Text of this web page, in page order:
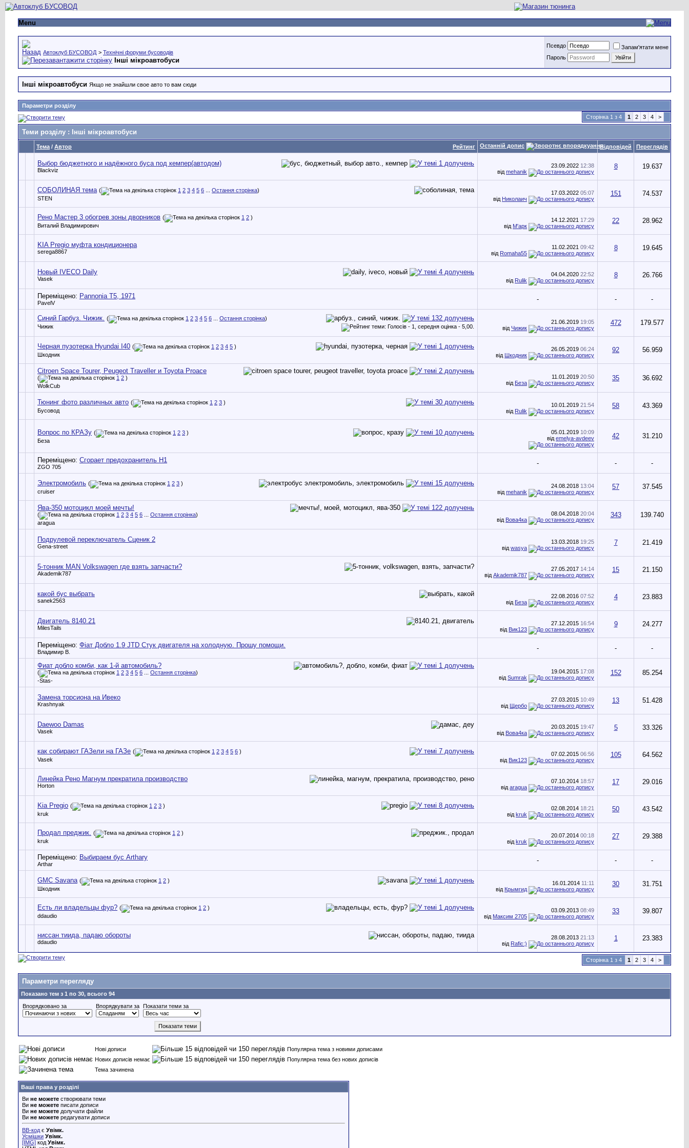
Menu
Автоклуб БУСОВОД > Технічні форуми бусоводів
Інші мікроавтобуси
Псевдо
Запам'ятати мене
Пароль
Інші мікроавтобуси Якщо не знайшли свое авто то вам сюди
Параметри розділу
Сторінка 1 з 4
1 2 3 4 >
Теми розділу : Інші мікроавтобуси
Рейтинг
Тема / Автор Останній допис Відповідей Переглядів
Выбор бюджетного и надёжного буса под кемпер(автодом)
Blackviz
23.09.2022 12:38
від mehanik
8 19.637
СОБОЛИНАЯ тема ( 1 2 3 4 5 6 Остання сторінка)
STEN
17.03.2022 05:07
від Николаич
151 74.537
Рено Мастер 3 обогрев зоны дворников ( 1 2 )
Виталий Владимирович
14.12.2021 17:29
від М'арк
22 28.962
KIA Pregio муфта кондиционера
serega8867
11.02.2021 09:42
від Romaha55
8 19.645
Новый IVECO Daily
Vasek
04.04.2020 22:52
від Rulik
8 26.766
Переміщено: Pannonia T5, 1971
PavelV - - -
Синий Гарбуз. Чижик. ( 1 2 3 4 5 6 Остання сторінка)
Чижик
21.06.2019 19:05
від Чижик
472 179.577
Черная пузотерка Hyundai I40 ( 1 2 3 4 5 )
Шкодник
26.05.2019 06:24
від Шкодник
92 56.959
Citroen Space Tourer, Peugeot Traveller и Toyota Proace
( 1 2 )
WolkCub
11.01.2019 20:50
від Беза
35 36.692
Тюнинг фото различных авто ( 1 2 3 )
Бусовод
10.01.2019 21:54
від Rulik
58 43.369
Вопрос по КРАЗу ( 1 2 3 )
Беза
05.01.2019 10:09
від emelya-avdeev 42 31.210
Переміщено: Сгорает предохранитель Н1
ZGO 705 - - -
Электромобиль ( 1 2 3 )
cruiser
24.08.2018 13:04
від mehanik
57 37.545
Ява-350 мотоцикл моей мечты!
( 1 2 3 4 5 6 Остання сторінка)
aragua
08.04.2018 20:04
від Вова4ка
343 139.740
Подрулевой переключатель Сценик 2
Gena-street
13.03.2018 19:25
від wasya
7 21.419
5-тонник MAN Volkswagen где взять запчасти?
Akademik787
27.05.2017 14:14
від Akademik787
15 21.150
какой бус выбрать
sanek2563
22.08.2016 07:52
від Беза
4 23.883
Двигатель 8140.21
MilesTails
27.12.2015 16:54
від Вик123
9 24.277
Переміщено: Фіат Добло 1.9 JTD Стук двигателя на холодную. Прошу помощи.
Владимир В. - - -
Фиат добло комби, как 1-й автомобиль?
( 1 2 3 4 5 6 Остання сторінка)
-Stas-
19.04.2015 17:08
від Sumrak
152 85.254
Замена торсиона на Ивеко
Krashnyak
27.03.2015 10:49
від Щербо
13 51.428
Daewoo Damas
Vasek
20.03.2015 19:47
від Вова4ка
5 33.326
как собирают ГАЗели на ГАЗе ( 1 2 3 4 5 6 )
Vasek
07.02.2015 06:56
від Вик123
105 64.562
Линейка Рено Магнум прекратила производство
Horton
07.10.2014 18:57
від aragua
17 29.016
Kia Pregio ( 1 2 3 )
kruk
02.08.2014 18:21
від kruk
50 43.542
Продал преджик. ( 1 2 )
kruk
20.07.2014 00:18
від kruk
27 29.388
Переміщено: Выбираем бус Artharу
Arthar - - -
GMC Savana ( 1 2 )
Шкодник
16.01.2014 11:11
від Крымгид
30 31.751
Есть ли владельцы фур? ( 1 2 )
ddaudio
03.09.2013 08:49
від Максим 2705
33 39.807
ниссан тиида, падаю обороты
ddaudio
28.08.2013 21:13
від Rafic:)
1 23.383
Сторінка 1 з 4 1 2 3 4 >
Параметри перегляду
Показано тем з 1 по 30, всього 94
Впорядковано за
Впорядкувати за Показати теми за
Нові дописи
Популярна тема з новими дописами
Нових дописів немає
Популярна тема без нових дописів
Тема зачинена
Ваші права у розділі
Ви не можете створювати теми
Ви не можете писати дописи
Ви не можете долучати файли
Ви не можете редагувати дописи
BB-код є Увімк.
Усмішки Увімк.
[IMG] код Увімк.